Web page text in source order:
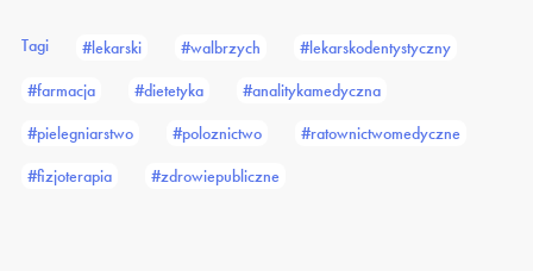
Tagi #lekarski #walbrzych
#lekarskodentystyczny
#farmacja
#dietetyka
#analitykamedyczna
#pielegniarstwo
#poloznictwo
#ratownictwomedyczne
#fizjoterapia
#zdrowiepubliczne